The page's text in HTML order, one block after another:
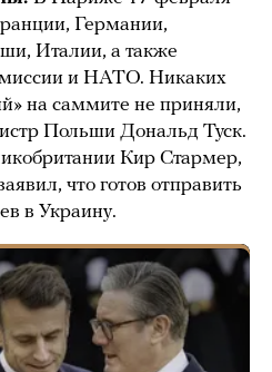
Германии,
Италии, а также
и НАТО. Никаких
на саммите не приняли,
Польши Дональд Туск.
Кир Стармер,
что готов отправить
в Украину.